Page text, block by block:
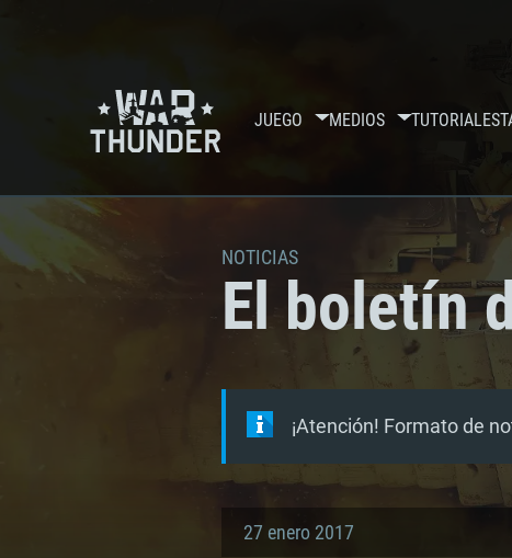
JUEGO MEDIOS TUTORIALES
NOTICIAS
El boletín
¡Atención! Formato de
27 enero 2017